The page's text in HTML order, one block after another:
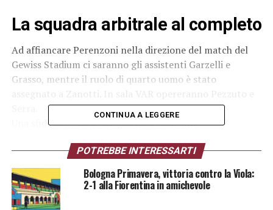
La squadra arbitrale al completo
Ad affiancare Perenzoni nella direzione del match del
Gewiss Stadium ci saranno gli assistenti Garzelli e
Grasso, mentre il ruolo di quarto uomo è stato
Una sfida delicata a due giornate dalla fine
Atalanta-Bologna si preannuncia come una partita di
grande intensità e significato per entrambe le squadre,
impegnate nella corsa ai propri obiettivi stagionali. La
scelta di un arbitro esperto come Perenzoni conferma
CONTINUA A LEGGERE
POTREBBE INTERESSARTI
Bologna Primavera, vittoria contro la Viola:
2-1 alla Fiorentina in amichevole